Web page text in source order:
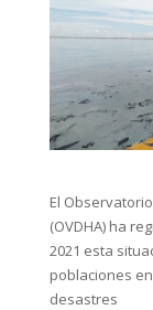
El
(OVDHA) ha
2021 esta
poblaciones
desastres